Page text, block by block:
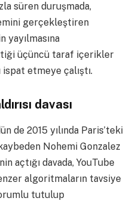
süren duruşmada,
gerçekleştiren
yayılmasına
üçüncü taraf içerikler
ispat etmeye çalıştı.
davası
de 2015 yılında Paris’teki
kaybeden Nohemi Gonzalez
açtığı davada, YouTube
algoritmaların tavsiye
tutulup